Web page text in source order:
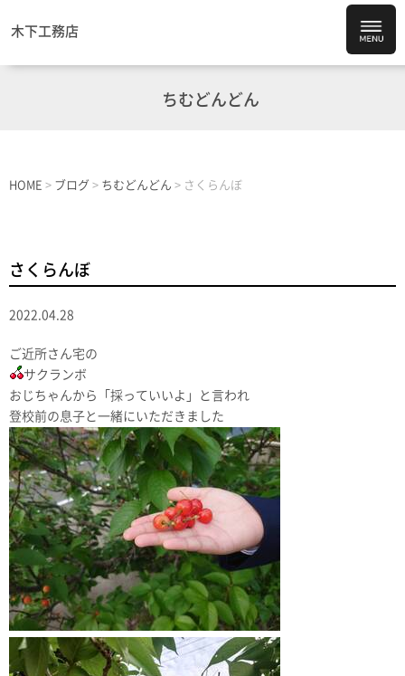
木下工務店
ちむどんどん
HOME > ブログ > ちむどんどん > さくらんぼ
さくらんぼ
2022.04.28
ご近所さん宅の
サクランボ
おじちゃんから「採っていいよ」と言われ
登校前の息子と一緒にいただきました